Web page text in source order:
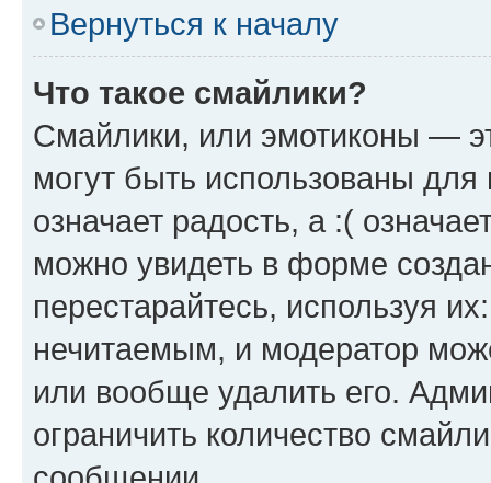
Вернуться к началу
Что такое смайлики?
Смайлики, или эмотиконы —
могут быть использованы
означает радость, а :(
можно увидеть в форме
перестарайтесь, используя
нечитаемым, и модератор
или вообще удалить его.
ограничить количество